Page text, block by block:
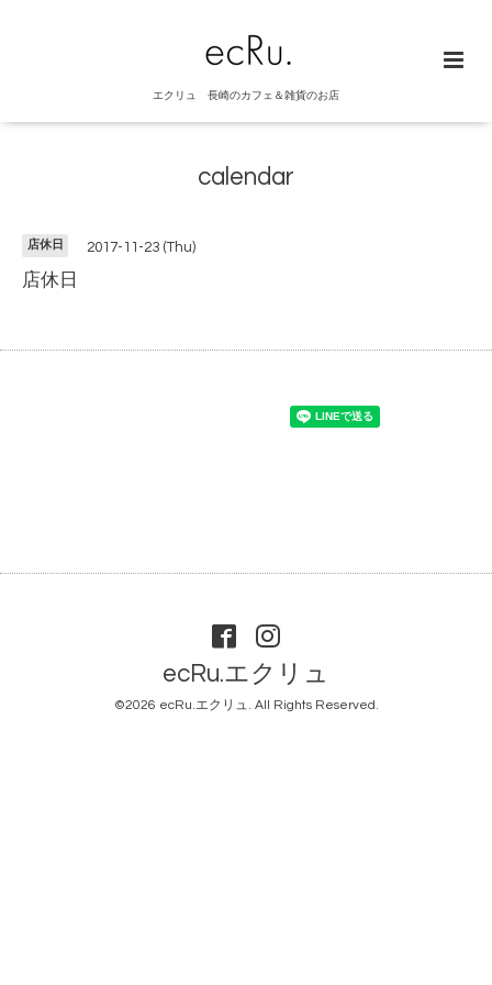
エクリュ 長崎のカフェ＆雑貨のお店
calendar
店休日 2017-11-23 (Thu)
店休日
ecRu.エクリュ
©2026 ecRu.エクリュ. All Rights Reserved.